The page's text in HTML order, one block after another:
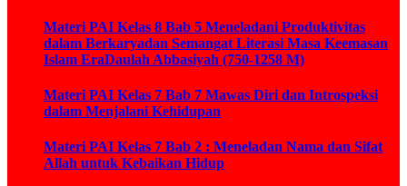
Materi PAI Kelas 8 Bab 5 Meneladani Produktivitas
dalam Berkaryadan Semangat Literasi Masa Keemasan
Islam EraDaulah Abbasiyah (750-1258 M)
Materi PAI Kelas 7 Bab 7 Mawas Diri dan Introspeksi
dalam Menjalani Kehidupan
Materi PAI Kelas 7 Bab 2 : Meneladan Nama dan Sifat
Allah untuk Kebaikan Hidup